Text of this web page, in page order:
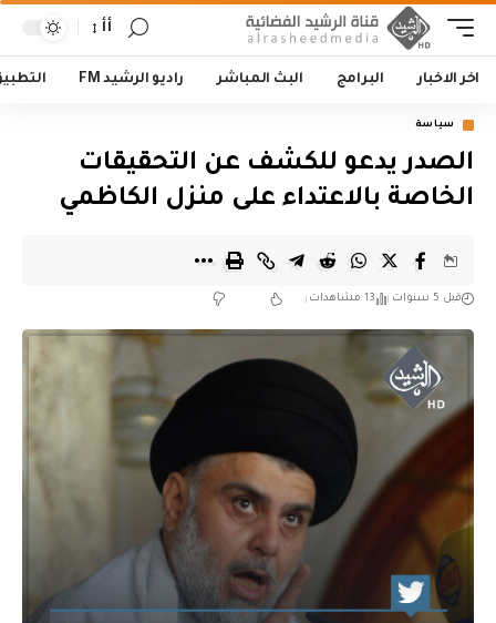
أأ
اخر الاخبار البرامج البث المباشر راديو الرشيد FM
سياسة
الصدر يدعو للكشف عن التحقيقات
الخاصة بالاعتداء على منزل الكاظمي
قبل 5 سنوات 13 مشاهدات